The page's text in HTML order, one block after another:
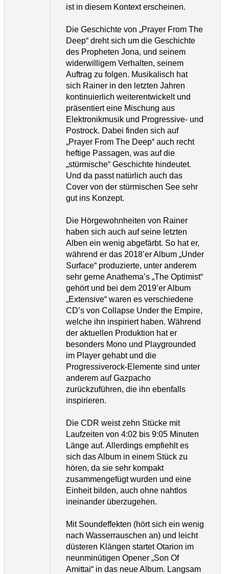
ist in diesem Kontext erscheinen.
Die Geschichte von „Prayer From The
Deep“ dreht sich um die Geschichte
des Propheten Jona, und seinem
widerwilligem Verhalten, seinem
Auftrag zu folgen. Musikalisch hat
sich Rainer in den letzten Jahren
kontinuierlich weiterentwickelt und
präsentiert eine Mischung aus
Elektronikmusik und Progressive- und
Postrock. Dabei finden sich auf
„Prayer From The Deep“ auch recht
heftige Passagen, was auf die
„stürmische“ Geschichte hindeutet.
Und da passt natürlich auch das
Cover von der stürmischen See sehr
gut ins Konzept.
Die Hörgewohnheiten von Rainer
haben sich auch auf seine letzten
Alben ein wenig abgefärbt. So hat er,
während er das 2018’er Album „Under
Surface“ produzierte, unter anderem
sehr gerne Anathema’s „The Optimist“
gehört und bei dem 2019’er Album
„Extensive“ waren es verschiedene
CD’s von Collapse Under the Empire,
welche ihn inspiriert haben. Während
der aktuellen Produktion hat er
besonders Mono und Playgrounded
im Player gehabt und die
Progressiverock-Elemente sind unter
anderem auf Gazpacho
zurückzuführen, die ihn ebenfalls
inspirieren.
Die CDR weist zehn Stücke mit
Laufzeiten von 4:02 bis 9:05 Minuten
Länge auf. Allerdings empfiehlt es
sich das Album in einem Stück zu
hören, da sie sehr kompakt
zusammengefügt wurden und eine
Einheit bilden, auch ohne nahtlos
ineinander überzugehen.
Mit Soundeffekten (hört sich ein wenig
nach Wasserrauschen an) und leicht
düsteren Klängen startet Otarion im
neunminütigen Opener „Son Of
Amittai“ in das neue Album. Langsam